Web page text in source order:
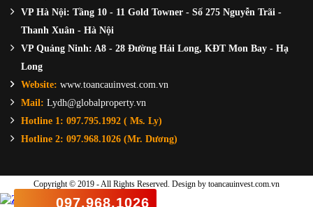
VP Hà Nội: Tầng 10 - 11 Gold Towner - Số 275 Nguyễn Trãi -
Thanh Xuân - Hà Nội
VP Quảng Ninh: A8 - 28 Đường Hải Long, KĐT Mon Bay - Hạ
Long
Website: www.toancauinvest.com.vn
Mail: Lydh@globalproperty.vn
Hotline 1: 097.795.1992 ( Ms. Ly)
Hotline 2: 097.968.1026 (Mr. Dương)
Copyright © 2019 - All Rights Reserved. Design by toancauinvest.com.vn
097.968.1026